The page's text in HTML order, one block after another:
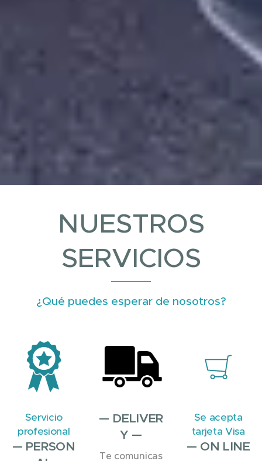
NUESTROS
SERVICIOS
¿Qué puedes esperar de nosotros?
Servicio
profesional
— PERSON
— DELIVER
Y —
Te comunicas
Se acepta
tarjeta Visa
— ON LINE